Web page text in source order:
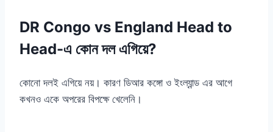
DR Congo vs England Head to
Head-এ কোন দল এগিয়ে?
কোনো দলই এগিয়ে নয়। কারণ ডিআর কঙ্গো ও ইংল্যান্ড এর আগে
কখনও একে অপরের বিপক্ষে খেলেনি।